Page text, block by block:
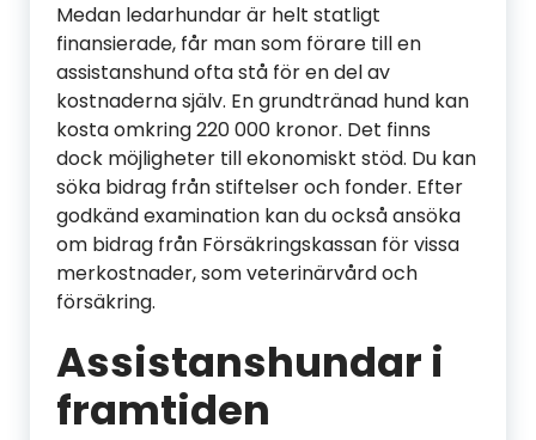
Medan ledarhundar är helt statligt
finansierade, får man som förare till en
assistanshund ofta stå för en del av
kostnaderna själv. En grundtränad hund kan
kosta omkring 220 000 kronor. Det finns
dock möjligheter till ekonomiskt stöd. Du kan
söka bidrag från stiftelser och fonder. Efter
godkänd examination kan du också ansöka
om bidrag från Försäkringskassan för vissa
merkostnader, som veterinärvård och
försäkring.
Assistanshundar i
framtiden